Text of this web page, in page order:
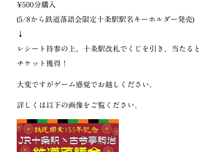
¥500分購入
(5/8から鉄道落語会限定十条駅駅名キーホルダー発売)
↓
レシート持参の上、十条駅改札でくじを引き、当たると
チケット獲得！
大変ですがゲーム感覚でお越しください。
詳しくは以下の画像をご覧ください。